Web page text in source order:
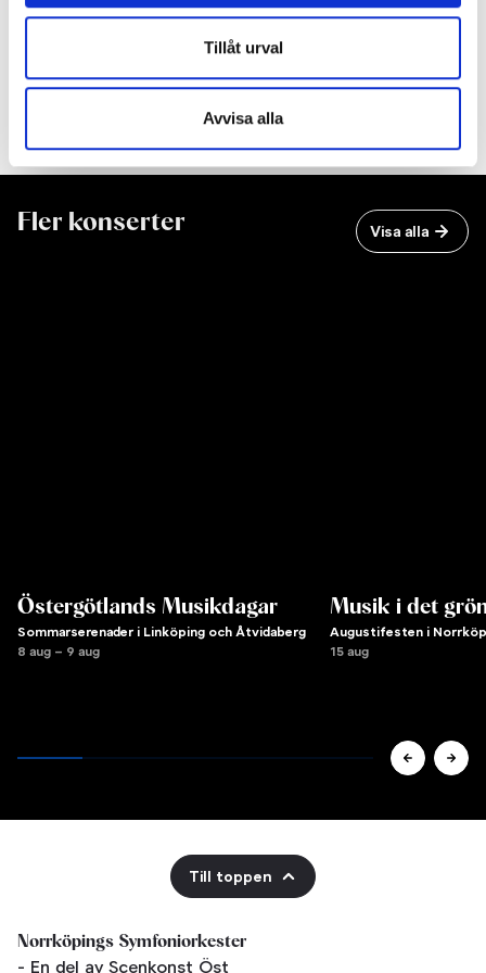
Tillåt urval
Avvisa alla
Medverkande artister och musiker
Medverkande
Fler konserter Visa alla
Östergötlands Musikdagar
Sommarserenader i Linköping och Åtvidaberg
8 aug – 9 aug
Musik i det
Augustifesten i
15 aug
Till toppen
Norrköpings Symfoniorkester
- En del av Scenkonst Öst